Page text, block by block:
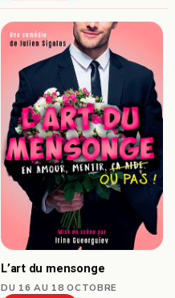
L’art du mensonge
DU 16 AU 18 OCTOBRE